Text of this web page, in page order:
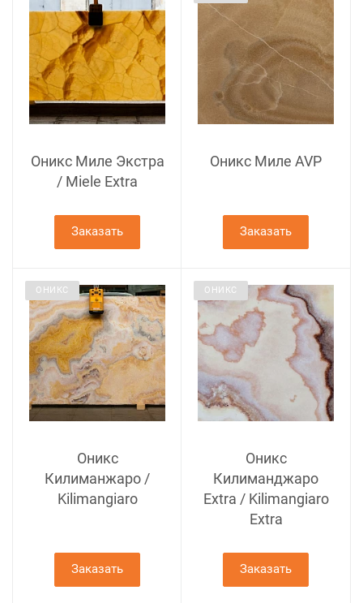
Оникс Миле Экстра
/ Miele Extra
Заказать
Оникс Миле AVP
Заказать
ОНИКС
Оникс
Килиманжаро /
Kilimangiaro
Заказать
ОНИКС
Оникс
Килиманджаро
Extra / Kilimangiaro
Extra
Заказать